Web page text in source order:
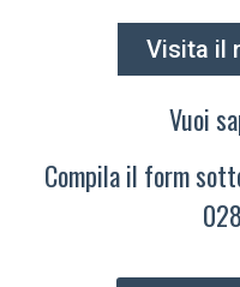
Visita il
Vuoi
Compila il form